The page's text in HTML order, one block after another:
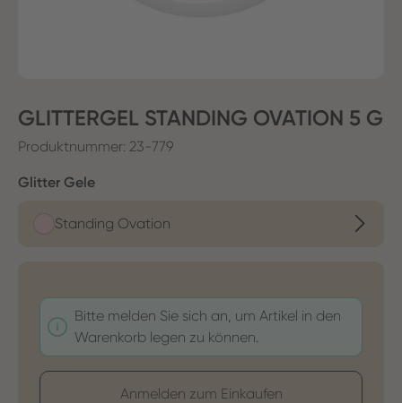
GLITTERGEL STANDING OVATION 5 G
Produktnummer: 23-779
Glitter Geleauswählen
Standing Ovation
Bitte melden Sie sich an, um Artikel in den
Warenkorb legen zu können.
Anmelden zum Einkaufen